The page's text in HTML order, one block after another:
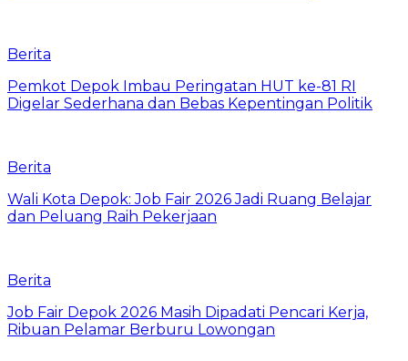
Berita
Pemkot Depok Imbau Peringatan HUT ke-81 RI
Digelar Sederhana dan Bebas Kepentingan Politik
Berita
Wali Kota Depok: Job Fair 2026 Jadi Ruang Belajar
dan Peluang Raih Pekerjaan
Berita
Job Fair Depok 2026 Masih Dipadati Pencari Kerja,
Ribuan Pelamar Berburu Lowongan